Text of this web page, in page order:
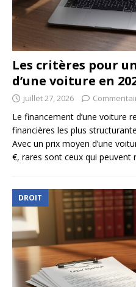
Les critères pour
d’une voiture en
juillet 27, 2026
Le financement d’une voiture
financières les plus
Avec un prix moyen d’une
€, rares sont ceux qui peuvent
DROIT